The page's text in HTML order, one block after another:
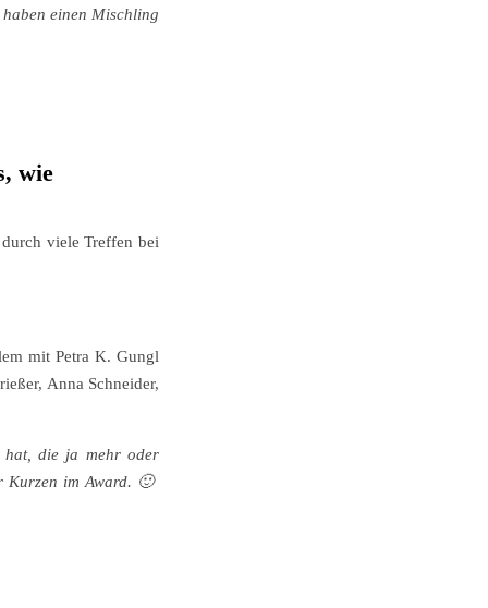
einen Mischling
wie
viele Treffen bei
mit Petra K. Gungl
Anna Schneider,
die ja mehr oder
Kurzen im Award. 🙂